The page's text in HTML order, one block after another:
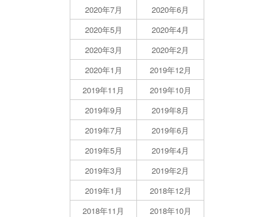
2020年7月
2020年6月
2020年5月
2020年4月
2020年3月
2020年2月
2020年1月
2019年12月
2019年11月
2019年10月
2019年9月
2019年8月
2019年7月
2019年6月
2019年5月
2019年4月
2019年3月
2019年2月
2019年1月
2018年12月
2018年11月
2018年10月